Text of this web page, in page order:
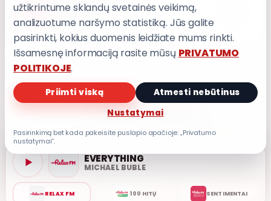
5 IŠ MANO ŠIRDIES
PRIVATUMO POLITIKA
Privatumo nustatymai
EVERYTHING
MICHAEL BUBLE
užtikrintume sklandų svetainės veikimą,
analizuotume naršymo statistiką. Jūs galite
pasirinkti, kokius duomenis leidžiate mums rinkti.
Išsamesnę informaciją rasite mūsų PRIVATUMO
POLITIKOJE.
Priimti viską
Atmesti nebūtinus
Nustatymai
Pasirinkimą bet kada pakeisite puslapio apačioje: „Privatumo
nustatymai“.